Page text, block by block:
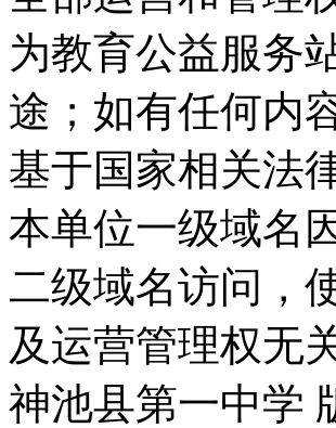
为教育公益服务
途；如有任何内
基于国家相关法
本单位一级域名
二级域名访问，
及运营管理权无关
神池县第一中学